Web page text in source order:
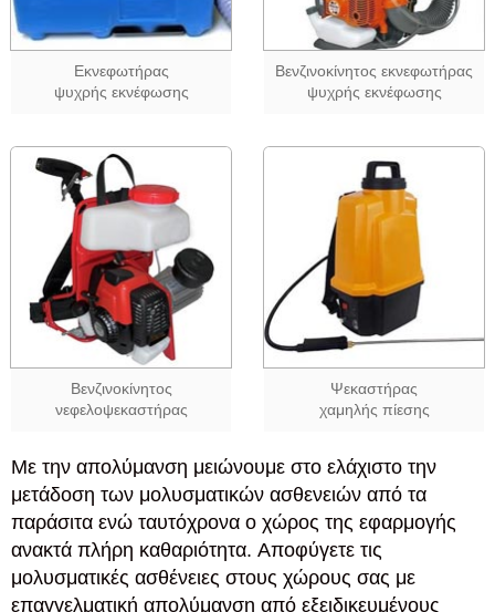
Εκνεφωτήρας
ψυχρής εκνέφωσης
Βενζινοκίνητος εκνεφωτήρας
ψυχρής εκνέφωσης
Βενζινοκίνητος
νεφελοψεκαστήρας
Ψεκαστήρας
χαμηλής πίεσης
Με την απολύμανση μειώνουμε στο ελάχιστο την
μετάδοση των μολυσματικών ασθενειών από τα
παράσιτα ενώ ταυτόχρονα ο χώρος της εφαρμογής
ανακτά πλήρη καθαριότητα. Αποφύγετε τις
μολυσματικές ασθένειες στους χώρους σας με
επαγγελματική απολύμανση από εξειδικευμένους